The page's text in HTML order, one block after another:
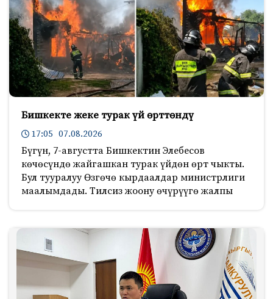
Бишкекте жеке турак үй өрттөндү
17:05 07.08.2026
Бүгүн, 7-августта Бишкектин Элебесов
көчөсүндө жайгашкан турак үйдөн өрт чыкты.
Бул тууралуу Өзгөчө кырдаалдар министрлиги
маалымдады. Тилсиз жоону өчүрүүгө жалпы